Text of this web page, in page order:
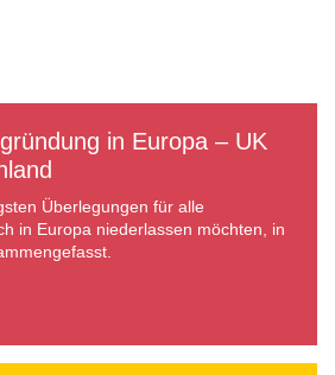
in Europa – UK
Überlegungen für alle
in Europa niederlassen möchten, in